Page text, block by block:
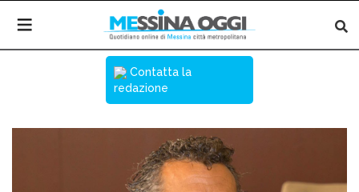
Contatta la
redazione